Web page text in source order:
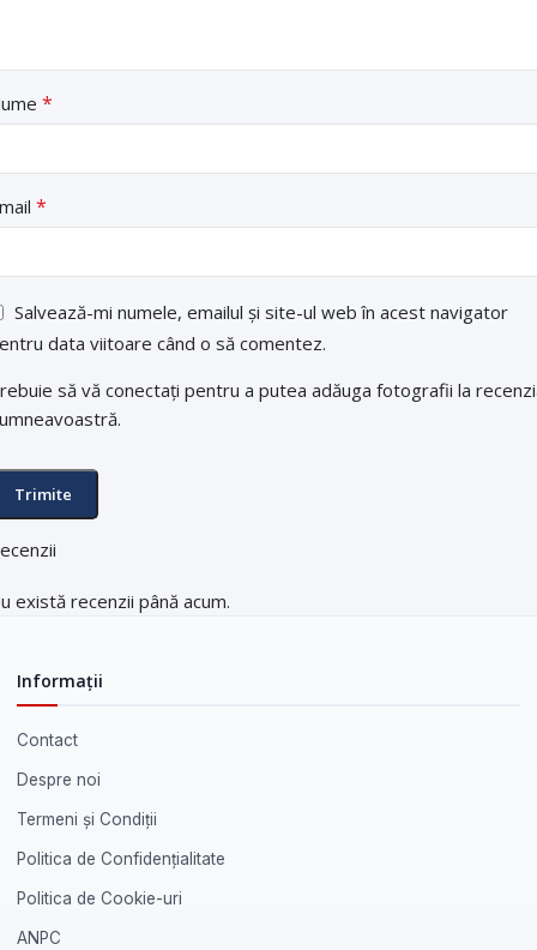
există recenzii până acum.
*
*
Salvează-mi numele, emailul și site-ul web în acest navigator
data viitoare când o să comentez.
să vă conectați pentru a putea adăuga fotografii la
Informații
Contact
Despre noi
Termeni și Condiții
Politica de Confidențialitate
Politica de Cookie-uri
ANPC